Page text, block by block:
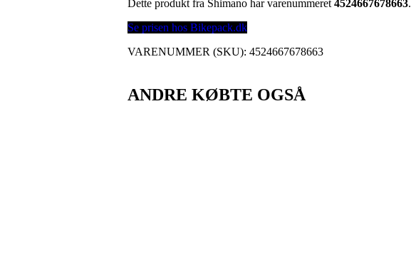
Dette produkt fra Shimano har varenummeret4524667678663.
Se prisen hos Bikepack.dk
VARENUMMER (SKU):4524667678663
ANDRE KØBTE OGSÅ